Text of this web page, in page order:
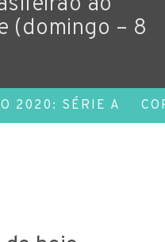
(domingo – 8
2020: SÉRIE A